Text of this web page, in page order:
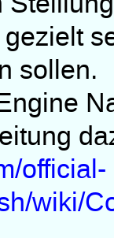
sollen.
official-
wiki/